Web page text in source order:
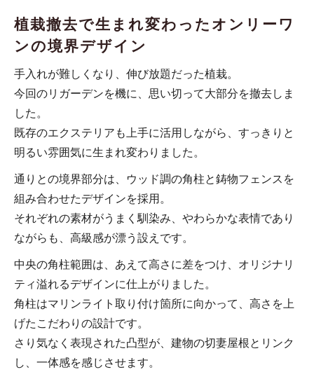
植栽撤去で生まれ変わったオンリーワ
ンの境界デザイン
手入れが難しくなり、伸び放題だった植栽。
今回のリガーデンを機に、思い切って大部分を撤去しま
した。
既存のエクステリアも上手に活用しながら、すっきりと
明るい雰囲気に生まれ変わりました。
通りとの境界部分は、ウッド調の角柱と鋳物フェンスを
組み合わせたデザインを採用。
それぞれの素材がうまく馴染み、やわらかな表情であり
ながらも、高級感が漂う設えです。
中央の角柱範囲は、あえて高さに差をつけ、オリジナリ
ティ溢れるデザインに仕上がりました。
角柱はマリンライト取り付け箇所に向かって、高さを上
げたこだわりの設計です。
さり気なく表現された凸型が、建物の切妻屋根とリンク
し、一体感を感じさせます。